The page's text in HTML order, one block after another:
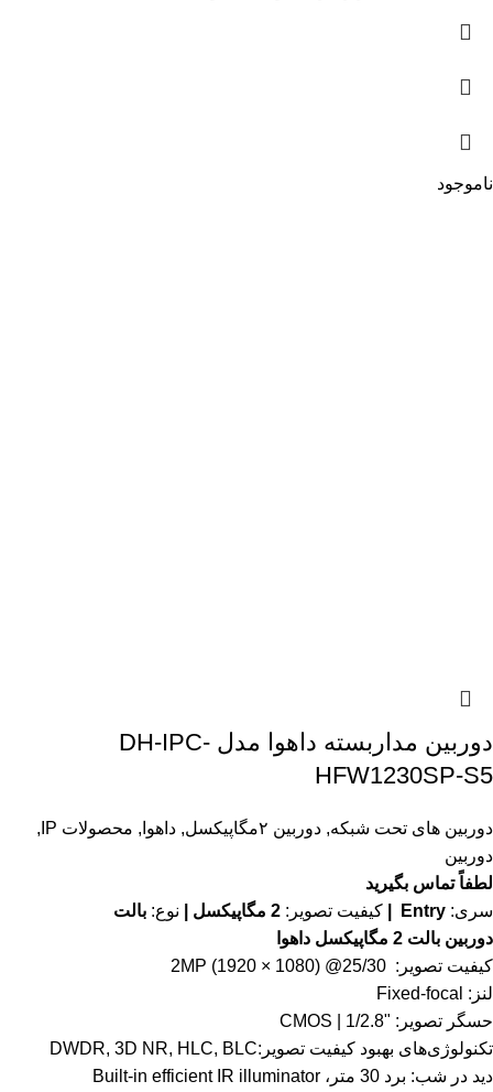
ناموجود
دوربین مداربسته داهوا مدل DH-IPC-
HFW1230SP-S5
دوربین های تحت شبکه, دوربین ۲مگاپیکسل , داهوا , محصولات IP
,
دوربین
لطفاً تماس بگیرید
سری: Entry | کیفیت تصویر: نوع: بالت
دوربین بالت 2 مگاپیکسل داهوا
کیفیت تصویر: 2MP (1920 × 1080) @25/30
لنز: Fixed-focal
حسگر تصویر: "1/2.8 | CMOS
تکنولوژی‌های بهبود کیفیت تصویر:DWDR, 3D NR, HLC, BLC
دید در شب: برد 30 متر، Built-in efficient IR illuminator